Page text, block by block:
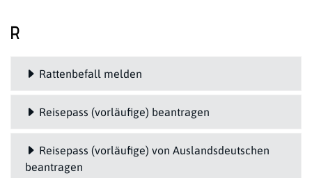
R
Rattenbefall melden
Reisepass (vorläufige) beantragen
Reisepass (vorläufige) von Auslandsdeutschen
beantragen